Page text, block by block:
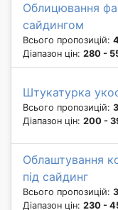
Облицювання
сайдингом
Всього пропозицій:
Діапазон цін: 280 -
Штукатурка
Всього пропозицій:
Діапазон цін: 200 -
Облаштування
під сайдинг
Всього пропозицій:
Діапазон цін: 230 -